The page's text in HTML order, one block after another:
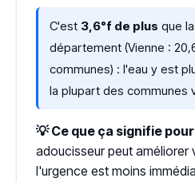
C'est 3,6°f de plus que
département (Vienne :
communes) : l'eau y est
la plupart des communes
💡 Ce que ça signifie
adoucisseur peut
l'urgence est moins